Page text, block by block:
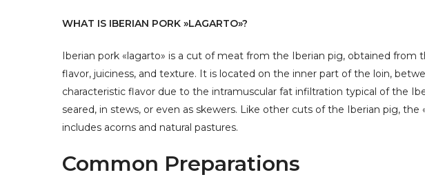
WHAT IS IBERIAN PORK »LAGARTO»?
Iberian pork «lagarto» is a cut of meat from the Iberian pig, obtained
flavor, juiciness, and texture. It is located on the inner part of the loin,
characteristic flavor due to the intramuscular fat infiltration typical of the
seared, in stews, or even as skewers. Like other cuts of the Iberian pig,
includes acorns and natural pastures.
Common Preparations